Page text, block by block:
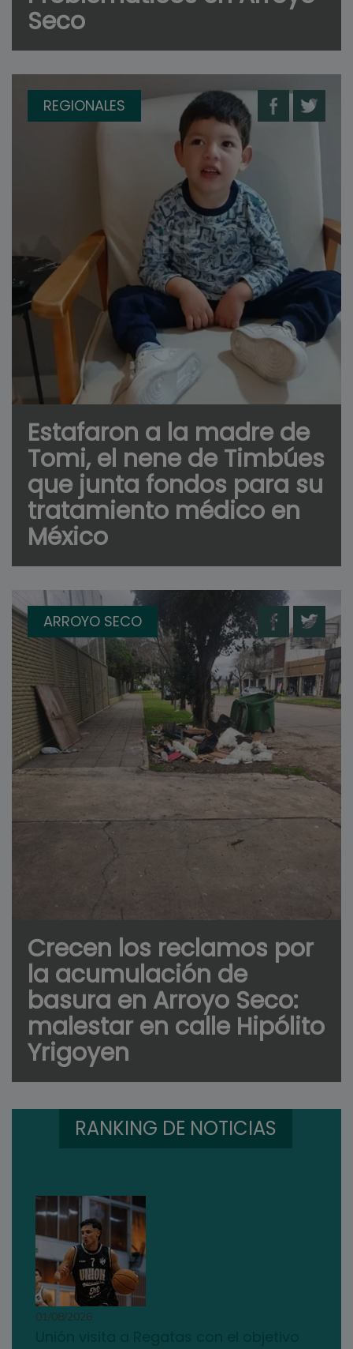
Seco
REGIONALES
Estafaron a la madre de
Tomi, el nene de Timbúes
que junta fondos para su
tratamiento médico en
México
ARROYO SECO
Crecen los reclamos por
la acumulación de
basura en Arroyo Seco:
malestar en calle Hipólito
Yrigoyen
RANKING DE NOTICIAS
01/08/2026